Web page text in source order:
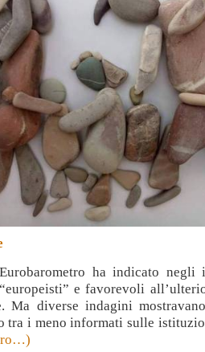
ha indicato
e favorevoli
Ma diverse indagini
tra i meno informati sulle